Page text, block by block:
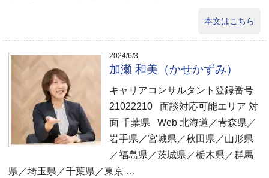
本文はこちら
2024/6/3
加瀬 和美（かせかずみ）
キャリアコンサルタント登録番号
21022210 面談対応可能エリア 対
面 千葉県 Web 北海道／青森県／
岩手県／宮城県／秋田県／山形県
／福島県／茨城県／栃木県／群馬
県／埼玉県／千葉県／東京 …